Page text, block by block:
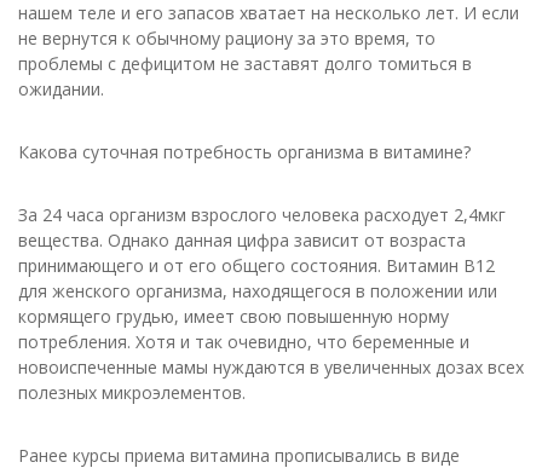
нашем теле и его запасов хватает на несколько лет. И если
не вернутся к обычному рациону за это время, то
проблемы с дефицитом не заставят долго томиться в
ожидании.
Какова суточная потребность организма в витамине?
За 24 часа организм взрослого человека расходует 2,4мкг
вещества. Однако данная цифра зависит от возраста
принимающего и от его общего состояния. Витамин B12
для женского организма, находящегося в положении или
кормящего грудью, имеет свою повышенную норму
потребления. Хотя и так очевидно, что беременные и
новоиспеченные мамы нуждаются в увеличенных дозах всех
полезных микроэлементов.
Ранее курсы приема витамина прописывались в виде